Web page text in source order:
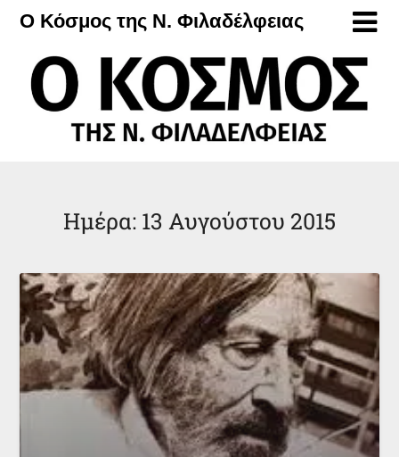
Μετάβαση
περιεχόμενο
Ο Κόσμος της Ν. Φιλαδέλφειας
Ημέρα: 13 Αυγούστου 2015